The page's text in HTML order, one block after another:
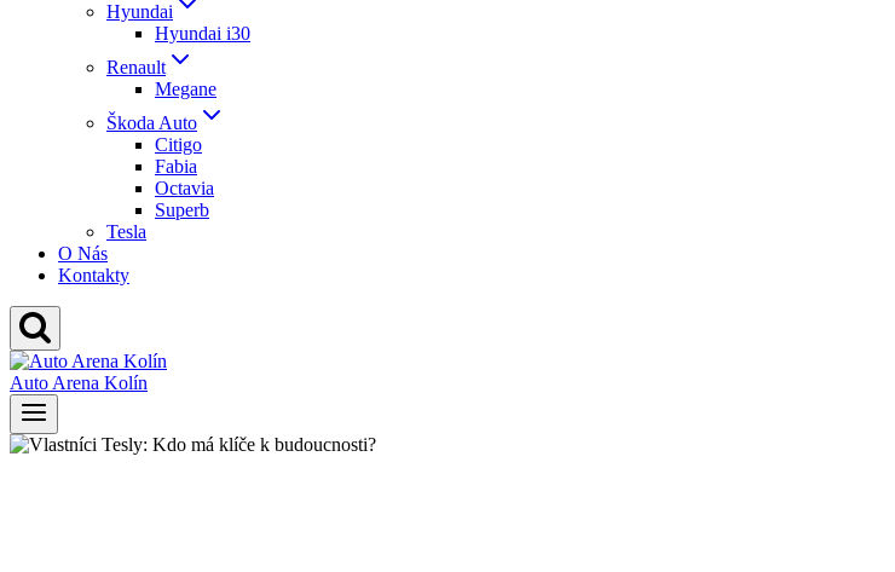
Hyundai
Hyundai i30
Renault
Megane
Škoda Auto
Citigo
Fabia
Octavia
Superb
Tesla
O Nás
Kontakty
Auto Arena Kolín